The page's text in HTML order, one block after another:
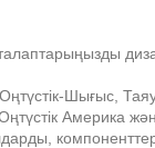
Оңтүстік-Шығыс,
Америка